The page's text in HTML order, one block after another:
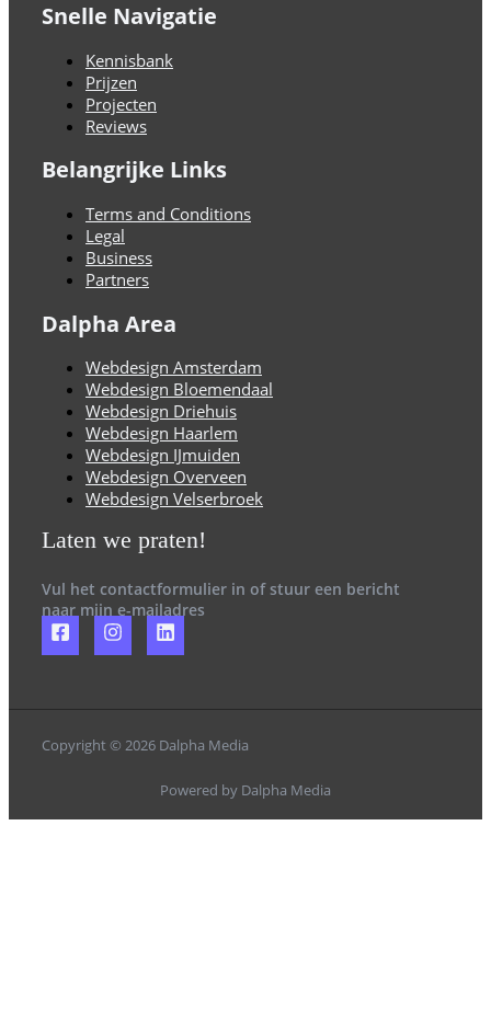
Snelle Navigatie
Kennisbank
Prijzen
Projecten
Reviews
Belangrijke Links
Terms and Conditions
Legal
Business
Partners
Dalpha Area
Webdesign Amsterdam
Webdesign Bloemendaal
Webdesign Driehuis
Webdesign Haarlem
Webdesign IJmuiden
Webdesign Overveen
Webdesign Velserbroek
Laten we praten!
Vul het contactformulier in of stuur een bericht
naar mijn e-mailadres
Copyright © 2026 Dalpha Media
Powered by Dalpha Media